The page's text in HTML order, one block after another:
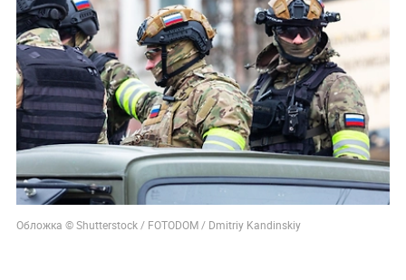
Обложка © Shutterstock / FOTODOM / Dmitriy Kandinskiy